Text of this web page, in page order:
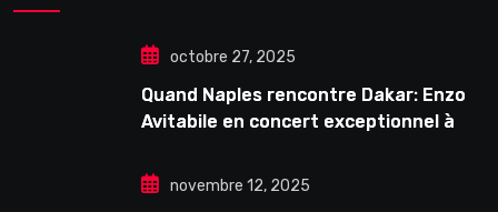
octobre 27, 2025
Quand Naples rencontre Dakar: Enzo
Avitabile en concert exceptionnel à
novembre 12, 2025